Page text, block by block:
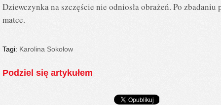
Dziewczynka na szczęście nie odniosła obrażeń. Po zbadaniu
matce.
Tagi: Karolina Sokołow
Podziel się artykułem